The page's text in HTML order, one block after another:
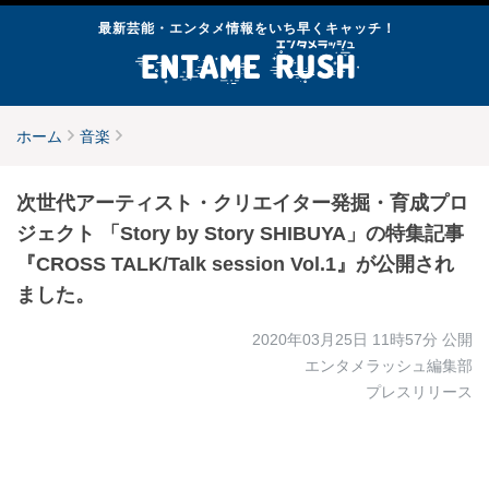
最新芸能・エンタメ情報をいち早くキャッチ！
ホーム 音楽
次世代アーティスト・クリエイター発掘・育成プロ
ジェクト 「Story by Story SHIBUYA」の特集記事
『CROSS TALK/Talk session Vol.1』が公開され
ました。
2020年03月25日 11時57分 公開
エンタメラッシュ編集部
プレスリリース